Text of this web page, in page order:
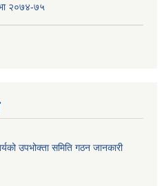
२०७४-७५
उपभोक्ता समिति गठन जानकारी